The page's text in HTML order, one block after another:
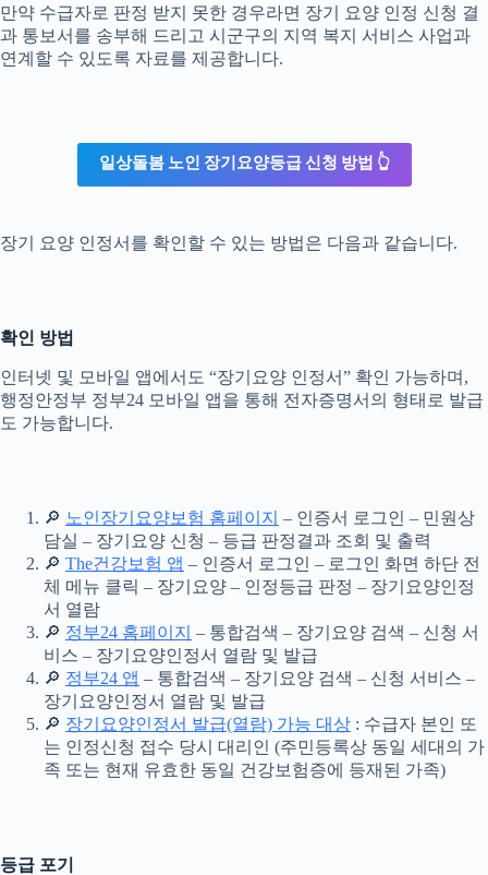
만약 수급자로 판정 받지 못한 경우라면 장기 요양 인정 신청 결
과 통보서를 송부해 드리고 시군구의 지역 복지 서비스 사업과
연계할 수 있도록 자료를 제공합니다.
일상돌봄 노인 장기요양등급 신청 방법 👆
장기 요양 인정서를 확인할 수 있는 방법은 다음과 같습니다.
확인 방법
인터넷 및 모바일 앱에서도 “장기요양 인정서” 확인 가능하며,
행정안정부 정부24 모바일 앱을 통해 전자증명서의 형태로 발급
도 가능합니다.
🔎 노인장기요양보험 홈페이지 – 인증서 로그인 – 민원상
담실 – 장기요양 신청 – 등급 판정결과 조회 및 출력
🔎 The건강보험 앱 – 인증서 로그인 – 로그인 화면 하단 전
체 메뉴 클릭 – 장기요양 – 인정등급 판정 – 장기요양인정
서 열람
🔎 정부24 홈페이지 – 통합검색 – 장기요양 검색 – 신청 서
비스 – 장기요양인정서 열람 및 발급
🔎 정부24 앱 – 통합검색 – 장기요양 검색 – 신청 서비스 –
장기요양인정서 열람 및 발급
🔎 장기요양인정서 발급(열람) 가능 대상 : 수급자 본인 또
는 인정신청 접수 당시 대리인 (주민등록상 동일 세대의 가
족 또는 현재 유효한 동일 건강보험증에 등재된 가족)
등급 포기